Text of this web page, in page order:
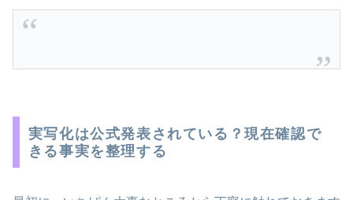
実写化は公式発表されている？現在確認で
きる事実を整理する